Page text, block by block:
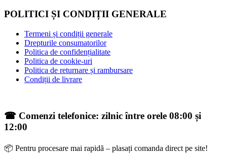
POLITICI ȘI CONDIȚII GENERALE
Termeni și condiții generale
Drepturile consumatorilor
Politica de confidențialitate
Politica de cookie-uri
Politica de returnare și rambursare
Condiții de livrare
☎ Comenzi telefonice: zilnic între orele 08:00 și
12:00
📦 Pentru procesare mai rapidă – plasați comanda direct pe site!